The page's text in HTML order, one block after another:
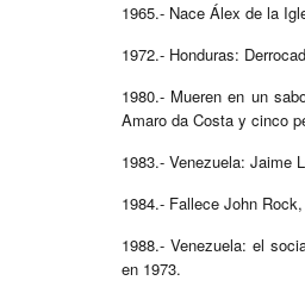
1965.- Nace Álex de la
1972.- Honduras:
1980.- Mueren en un
Amaro da Costa y cinco
1983.- Venezuela: Jaime
1984.- Fallece John
1988.- Venezuela: el
en 1973.